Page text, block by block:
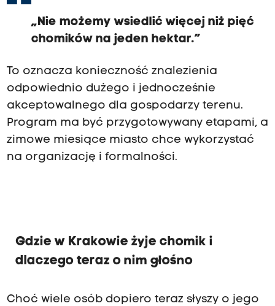
„Nie możemy wsiedlić więcej niż pięć
chomików na jeden hektar.”
To oznacza konieczność znalezienia
odpowiednio dużego i jednocześnie
akceptowalnego dla gospodarzy terenu.
Program ma być przygotowywany etapami, a
zimowe miesiące miasto chce wykorzystać
na organizację i formalności.
Gdzie w Krakowie żyje chomik i
dlaczego teraz o nim głośno
Choć wiele osób dopiero teraz słyszy o jego